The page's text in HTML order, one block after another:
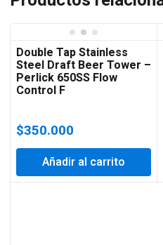
Double Tap Stainless
Steel Draft Beer Tower –
Perlick 650SS Flow
Control F
$350.000
Añadir al carrito